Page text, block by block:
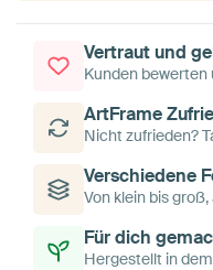
Vertraut und
Kunden bewerten
ArtFrame
Nicht zufrieden?
Verschiedene
Von klein bis
Für dich
Hergestellt in